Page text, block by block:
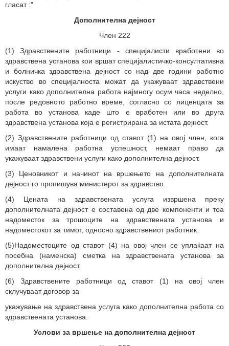
гласат :"
Дополнителна дејност
Член 222
(1) Здравствените работници - специјалисти вработени во
здравствена установа кои вршат специјалистичко-консултативна
и болничка здравствена дејност со над две години работно
искуство во специјалноста можат да укажуваат здравствени
услуги како дополнителна работа најмногу осум часа неделно,
после редовното работно време, согласно со лиценцата за
работа во установа каде што е вработен или во друга
здравствена установа која е регистрирана за истата дејност.
(2) Здравствените работници од ставот (1) на овој член, кога
имаат намалена работна успешност, немаат право да
укажуваат здравствени услуги како дополнителна дејност.
(3) Ценовникот и начинот на вршењето на дополнителната
дејност го пропишува министерот за здравство.
(4) Цената на здравствената услуга извршена преку
дополнителната дејност е составена од две компоненти и тоа
надоместок за трошоците на здравствената установа и
надоместокот за тимот, односно здравствениот работник.
(5)Надоместоците од ставот (4) на овој член се уплаќаат на
посебна (наменска) сметка на здравствената установа за
дополнителна дејност.
(6) Здравствените работници од ставот (1) на овој член
склучуваат договор за
укажување на здравствена услуга како дополнителна работа со
здравствената установа.
Услови за вршење на дополнителна дејност